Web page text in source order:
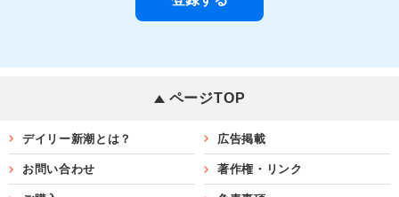
ページTOP
デイリー新潮とは？ 広告掲載
お問い合わせ 著作権・リンク